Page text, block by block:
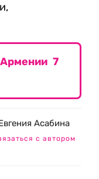
7
Асабина
с автором